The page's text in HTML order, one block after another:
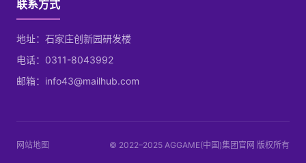
联系方式
地址：石家庄创新园研发楼
电话：0311-8043992
邮箱：info43@mailhub.com
网站地图 © 2022–2025 AGGAME(中国)集团官网 版权所有